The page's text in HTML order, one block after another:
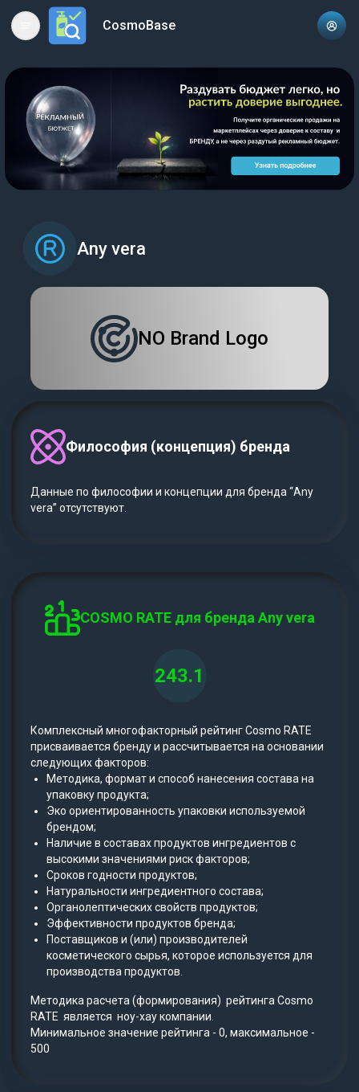
Open main menuCosmoBase
Any vera
NO Brand Logo
Философия (концепция) бренда
Данные по философии и концепции для бренда “Any
vera” отсутствуют.
COSMO RATE для бренда Any vera
243.1
Комплексный многофакторный рейтинг Cosmo RATE
присваивается бренду и рассчитывается на основании
следующих факторов:
Методика, формат и способ нанесения состава на
упаковку продукта;
Эко ориентированность упаковки используемой
брендом;
Наличие в составах продуктов ингредиентов с
высокими значениями риск факторов;
Сроков годности продуктов;
Натуральности ингредиентного состава;
Органолептических свойств продуктов;
Эффективности продуктов бренда;
Поставщиков и (или) производителей
косметического сырья, которое используется для
производства продуктов.
Методика расчета (формирования) рейтинга Cosmo
RATE является ноу-хау компании.
Минимальное значение рейтинга - 0, максимальное -
500